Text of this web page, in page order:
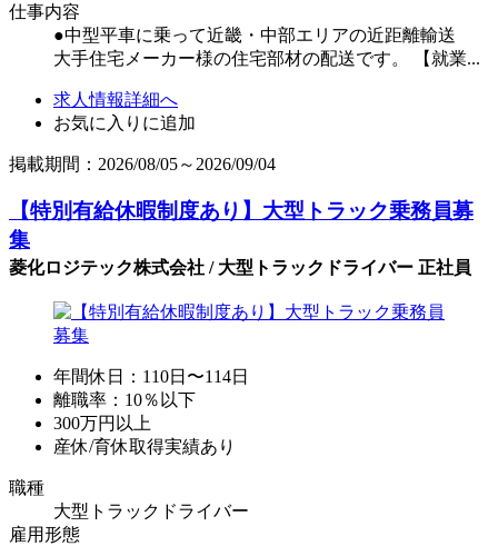
仕事内容
●中型平車に乗って近畿・中部エリアの近距離輸送
大手住宅メーカー様の住宅部材の配送です。 【就業...
求人情報詳細へ
お気に入りに追加
掲載期間：2026/08/05～2026/09/04
【特別有給休暇制度あり】大型トラック乗務員募
集
菱化ロジテック株式会社 / 大型トラックドライバー 正社員
年間休日：110日〜114日
離職率：10％以下
300万円以上
産休/育休取得実績あり
職種
大型トラックドライバー
雇用形態